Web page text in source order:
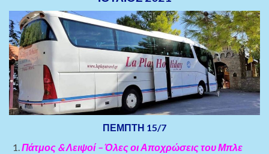
ΠΕΜΠΤΗ 15/7
Πάτμος & Λειψοί – Όλες οι Αποχρώσεις του Μπλε